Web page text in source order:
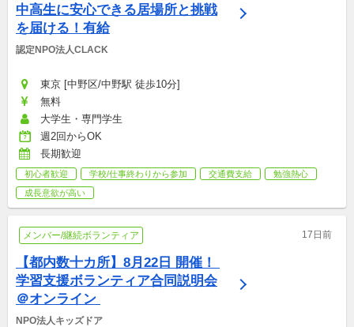
中高生に安心できる居場所と挑戦
を届ける！有給
認定NPO法人CLACK
東京 [中野区/中野駅 徒歩10分]
無料
大学生・専門学生
週2回からOK
長期歓迎
初心者歓迎 学校/仕事終わりから参加 交通費支給
勉強熱心
成長意欲が高い
メンバー/継続ボランティア 17日前
【都内数十カ所】8月22日 開催！
学習支援ボランティア合同説明会
NPO法人キッズドア